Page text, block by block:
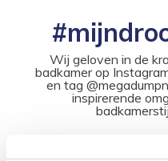
Wij geloven in de
badkamer op
en tag
inspirerende